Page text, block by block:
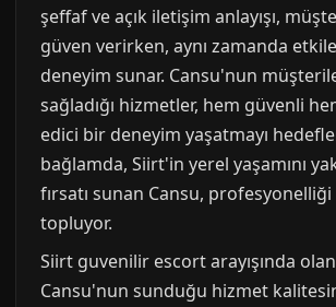
şeffaf ve açık iletişim anlayışı,
güven verirken, aynı zamanda
deneyim sunar. Cansu'nun
sağladığı hizmetler, hem güvenli
edici bir deneyim yaşatmayı
bağlamda, Siirt'in yerel yaşamını
fırsatı sunan Cansu,
topluyor.
Siirt guvenilir escort arayışında
Cansu'nun sunduğu hizmet